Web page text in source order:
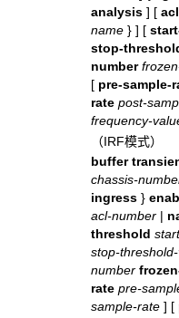
analysis] [ acl
name}] [
stop-
number
[ pre-sample-
rate post-
frequency-
（IRF模式）
buffer
chassis-
ingress }
acl-number|
threshold
stop-
number
rate pre-
sample-rate ] [